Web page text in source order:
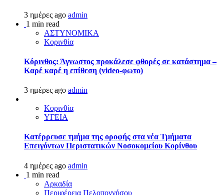
3 ημέρες ago admin
1 min read
ΑΣΤΥΝΟΜΙΚΑ
Κορινθία
Κόρινθος: Άγνωστος προκάλεσε φθορές σε κατάστημα –
Καρέ καρέ η επίθεση (video-φωτο)
3 ημέρες ago admin
Κορινθία
ΥΓΕΙΑ
Kατέρρευσε τμήμα της οροφής στα νέα Τμήματα
Επειγόντων Περιστατικών Νοσοκομείου Κορίνθου
4 ημέρες ago admin
1 min read
Αρκαδία
Περιφέρεια Πελοποννήσου